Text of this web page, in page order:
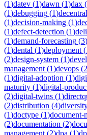
(1)datev (1)dawn (1)dax (
(1)debugging (1)
(1)decision-making (1)
(1)defect-detection (1)
(1)demand-forecasting (3)
(1)dental (1)deployment (
(2)design-system (1)
management (1)devops (
(1)digital-adoption (1)
maturity (1)digital-
(2)digital-twins (1)
(2)distribution (4)
(1)doctype (1)document-
(2)documentation (2)
management (2)dpa (1)